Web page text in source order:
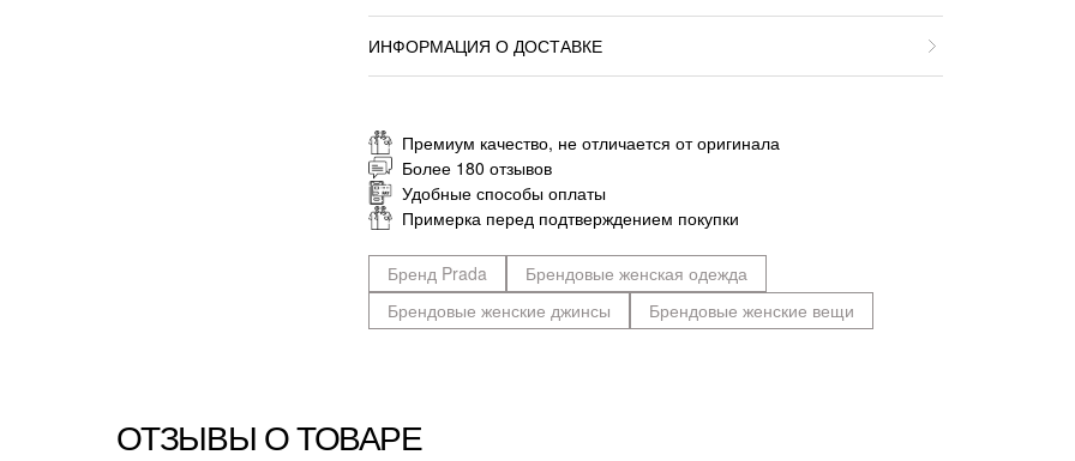
ИНФОРМАЦИЯ О ДОСТАВКЕ
Премиум качество, не отличается от оригинала
Более 180 отзывов
Удобные способы оплаты
Примерка перед подтверждением покупки
Бренд Prada
Брендовые женская одежда
Брендовые женские джинсы
Брендовые женские вещи
ОТЗЫВЫ О ТОВАРЕ